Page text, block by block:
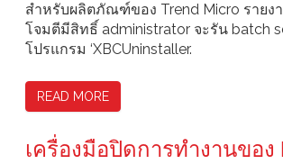
สำหรับผลิตภัณฑ์ของ Trend Micro รายง
โจมตีมีสิทธิ์ administrator จะรัน batch
โปรแกรม ‘XBCUninstaller.
READ MORE
เครื่องมือปิดการทำงานของ